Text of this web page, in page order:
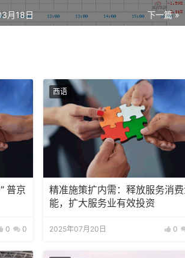
下一篇 »
月18日
普京
0 0
西语
精准施策扩内需：释放服务消
能，扩大服务业有效投资
2025年07月20日 0